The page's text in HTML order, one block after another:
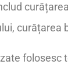
curățarea
folosesc